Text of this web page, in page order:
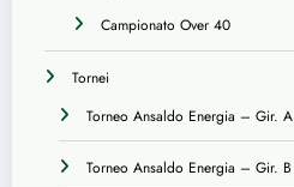
Campionato Over 40
Tornei
Torneo Ansaldo Energia – Gir. A
Torneo Ansaldo Energia – Gir. B